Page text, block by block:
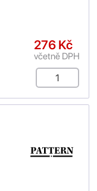
276 Kč
včetně DPH